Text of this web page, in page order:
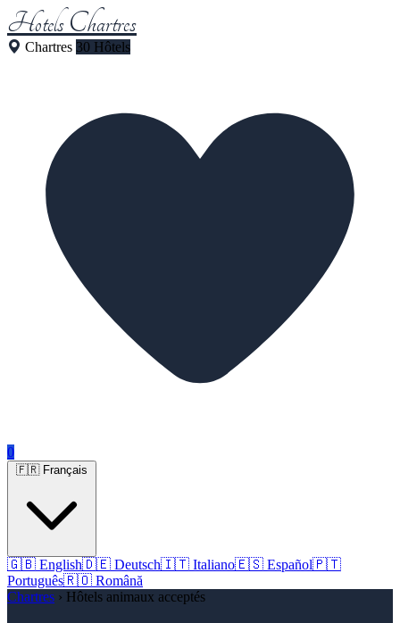
Hotels Chartres
Chartres 30 Hôtels
0
🇬🇧 English🇩🇪 Deutsch🇮🇹 Italiano🇪🇸 Español🇵🇹
Português🇷🇴 Română
Chartres › Hôtels animaux acceptés